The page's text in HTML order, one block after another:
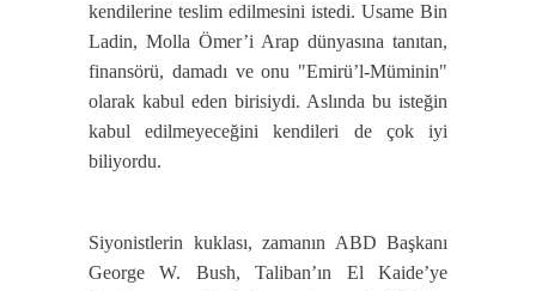
kendilerine teslim edilmesini istedi. Usame Bin
Ladin, Molla Ömer’i Arap dünyasına tanıtan,
finansörü, damadı ve onu "Emirü’l-Müminin"
olarak kabul eden birisiydi. Aslında bu isteğin
kabul edilmeyeceğini kendileri de çok iyi
biliyordu.
Siyonistlerin kuklası, zamanın ABD Başkanı
George W. Bush, Taliban’ın El Kaide’ye